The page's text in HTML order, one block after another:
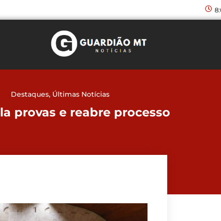
Destaques, Últimas Notícias
provas e reabre processo